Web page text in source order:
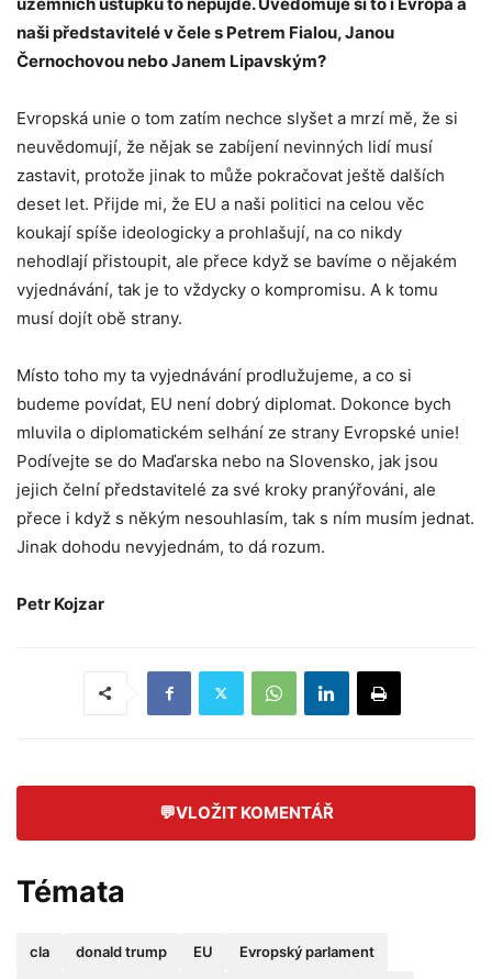
naši představitelé v čele s Petrem Fialou, Janou
Černochovou nebo Janem Lipavským?
Evropská unie o tom zatím nechce slyšet a mrzí mě, že si
neuvědomují, že nějak se zabíjení nevinných lidí musí
zastavit, protože jinak to může pokračovat ještě dalších
deset let. Přijde mi, že EU a naši politici na celou věc
koukají spíše ideologicky a prohlašují, na co nikdy
nehodlají přistoupit, ale přece když se bavíme o nějakém
vyjednávání, tak je to vždycky o kompromisu. A k tomu
musí dojít obě strany.
Místo toho my ta vyjednávání prodlužujeme, a co si
budeme povídat, EU není dobrý diplomat. Dokonce bych
mluvila o diplomatickém selhání ze strany Evropské unie!
Podívejte se do Maďarska nebo na Slovensko, jak jsou
jejich čelní představitelé za své kroky pranýřováni, ale
přece i když s někým nesouhlasím, tak s ním musím jednat.
Jinak dohodu nevyjednám, to dá rozum.
Petr Kojzar
💬VLOŽIT KOMENTÁŘ
Témata
cla donald trump EU Evropský parlament